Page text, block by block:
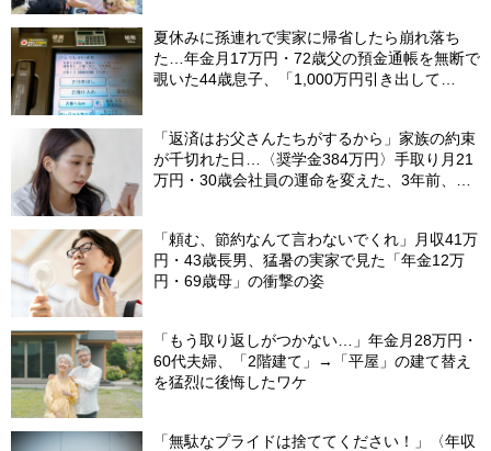
夏休みに孫連れで実家に帰省したら崩れ落ち
た…年金月17万円・72歳父の預金通帳を無断で
覗いた44歳息子、「1,000万円引き出して
「返済はお父さんたちがするから」家族の約束
が千切れた日…〈奨学金384万円〉手取り月21
万円・30歳会社員の運命を変えた、3年前、見
「頼む、節約なんて言わないでくれ」月収41万
円・43歳長男、猛暑の実家で見た「年金12万
円・69歳母」の衝撃の姿
「もう取り返しがつかない…」年金月28万円・
60代夫婦、「2階建て」→「平屋」の建て替え
を猛烈に後悔したワケ
「無駄なプライドは捨ててください！」〈年収